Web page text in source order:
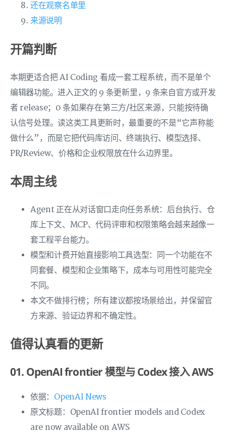
还在观察名单里
来源说明
开篇判断
本期更适合把 AI Coding 看成一套工程系统，而不是单个
编辑器功能。进入正文的 9 条更新里，9 条来自官方或开发
者 release；0 条如果存在第三方/社区来源，只能按待确
认信号处理。读这类工具更新时，最重要的不是“它声称能
做什么”，而是它把代码库访问、终端执行、模型选择、
PR/Review、价格和企业权限放在什么边界里。
本周主线
Agent 正在从对话窗口走向任务系统：后台执行、仓
库上下文、MCP、代码评审和权限策略会越来越像一
套工程平台能力。
模型和计费开始直接影响工具选型：同一个功能在不
同套餐、模型和企业策略下，成本与可用性可能完全
不同。
本文不做排行榜；所有建议都按场景给出，并保留官
方来源、验证边界和不确定性。
值得认真看的更新
01. OpenAI frontier 模型与 Codex 接入 AWS
依据： OpenAI News
原文标题：OpenAI frontier models and Codex
are now available on AWS